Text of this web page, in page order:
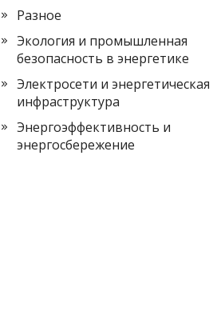
Разное
Экология и промышленная
безопасность в энергетике
Электросети и энергетическая
инфраструктура
Энергоэффективность и
энергосбережение